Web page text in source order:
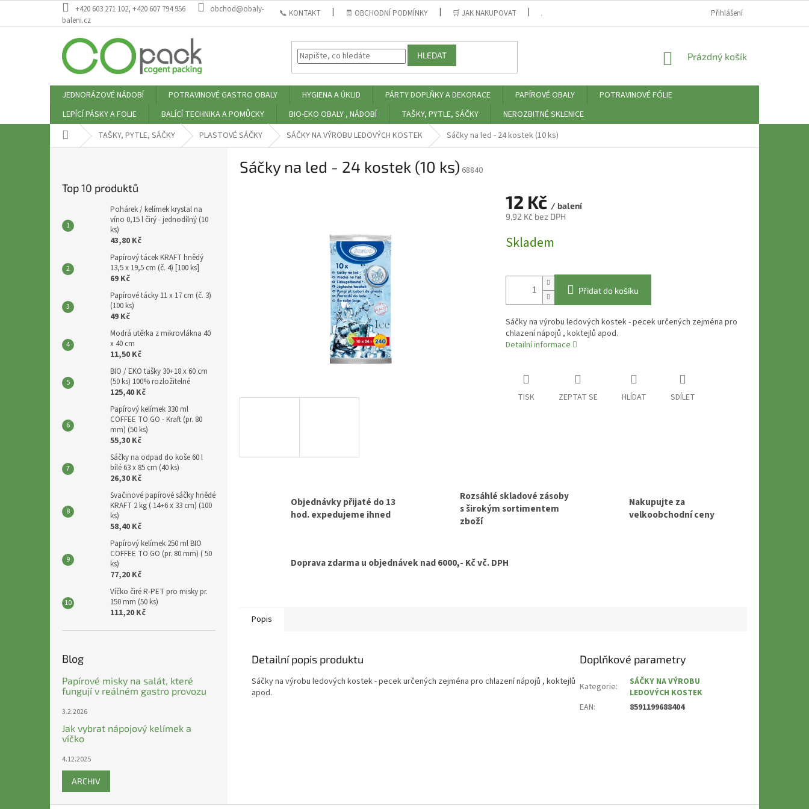
obsah
+420 603 271 102, +420 607 794 956
obchod@obaly-
baleni.cz
📞 KONTAKT 🧾 OBCHODNÍ PODMÍNKY 🛒 JAK NAKUPOVAT ⚠️ ZÁSADY PRÁCE S OSOBNÍMI ÚDAJI (GDPR) Přihlášení
HLEDAT
NÁKUPNÍ
Prázdný košík
JEDNORÁZOVÉ NÁDOBÍ POTRAVINOVÉ GASTRO OBALY HYGIENA A ÚKLID PÁRTY DOPLŇKY A DEKORACE PAPÍROVÉ OBALY
POTRAVINOVÉ FÓLIE
LEPÍCÍ PÁSKY A FOLIE
BALÍCÍ TECHNIKA A POMŮCKY BIO-EKO OBALY , NÁDOBÍ TAŠKY, PYTLE, SÁČKY
NEROZBITNÉ SKLENICE
Domů TAŠKY, PYTLE, SÁČKY PLASTOVÉ SÁČKY SÁČKY NA VÝROBU LEDOVÝCH KOSTEK Sáčky na led - 24 kostek (10 ks)
Top 10 produktů
Pohárek / kelímek krystal na
víno 0,15 l čirý - jednodílný (10
ks)
43,80 Kč
Papírový tácek KRAFT hnědý
13,5 x 19,5 cm (č. 4) [100 ks]
69 Kč
Papírové tácky 11 x 17 cm (č. 3)
(100 ks)
49 Kč
Modrá utěrka z mikrovlákna 40
x 40 cm
11,50 Kč
BIO / EKO tašky 30+18 x 60 cm
(50 ks) 100% rozložitelné
125,40 Kč
Papírový kelímek 330 ml
COFFEE TO GO - Kraft (pr. 80
mm) (50 ks)
55,30 Kč
Sáčky na odpad do koše 60 l
bílé 63 x 85 cm (40 ks)
26,30 Kč
Svačinové papírové sáčky hnědé
KRAFT 2 kg ( 14+6 x 33 cm) (100
ks)
58,40 Kč
Papírový kelímek 250 ml BIO
COFFEE TO GO (pr. 80 mm) ( 50
ks)
77,20 Kč
Víčko čiré R-PET pro misky pr.
150 mm (50 ks)
111,20 Kč
Blog
Papírové misky na salát, které
fungují v reálném gastro provozu
3.2.2026
Jak vybrat nápojový kelímek a
víčko
4.12.2025
ARCHIV
Sáčky na led - 24 kostek (10 ks) 68840
12 Kč / balení
9,92 Kč bez DPH
cena:
Skladem
Přidat do košíku
Sáčky na výrobu ledových kostek - pecek určených zejména pro
chlazení nápojů , koktejlů apod.
Detailní informace
TISK ZEPTAT SE HLÍDAT SDÍLET
Objednávky přijaté do 13
hod. expedujeme ihned
Rozsáhlé skladové zásoby
s širokým sortimentem
zboží
Nakupujte za
velkoobchodní ceny
Doprava zdarma u objednávek nad 6000,- Kč vč. DPH
Popis
Detailní popis produktu
Sáčky na výrobu ledových kostek - pecek určených zejména pro chlazení nápojů , koktejlů
apod.
Doplňkové parametry
Kategorie:
SÁČKY NA VÝROBU
LEDOVÝCH KOSTEK
EAN: 8591199688404